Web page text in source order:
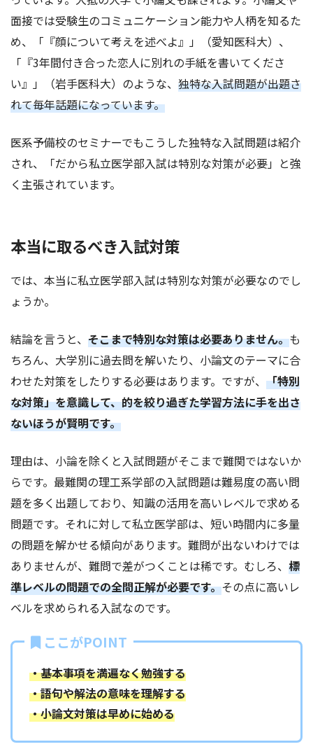
面接では受験生のコミュニケーション能力や人柄を知るた
め、「『顔について考えを述べよ』」（愛知医科大）、
「『3年間付き合った恋人に別れの手紙を書いてくださ
い』」（岩手医科大）のような、 独特な入試問題が出題さ
れて毎年話題になっています。
医系予備校のセミナーでもこうした独特な入試問題は紹介
され、「だから私立医学部入試は特別な対策が必要」と強
く主張されています。
本当に取るべき入試対策
では、本当に私立医学部入試は特別な対策が必要なのでし
ょうか。
結論を言うと、 そこまで特別な対策は必要ありません。も
ちろん、大学別に過去問を解いたり、小論文のテーマに合
わせた対策をしたりする必要はあります。ですが、 「特別
な対策」を意識して、的を絞り過ぎた学習方法に手を出さ
ないほうが賢明です。
理由は、小論を除くと入試問題がそこまで難関ではないか
らです。最難関の理工系学部の入試問題は難易度の高い問
題を多く出題しており、知識の活用を高いレベルで求める
問題です。それに対して私立医学部は、短い時間内に多量
の問題を解かせる傾向があります。難問が出ないわけでは
ありませんが、難問で差がつくことは稀です。むしろ、 標
準レベルの問題での全問正解が必要です。その点に高いレ
ベルを求められる入試なのです。
ここがPOINT
・基本事項を満遍なく勉強する
・語句や解法の意味を理解する
・小論文対策は早めに始める